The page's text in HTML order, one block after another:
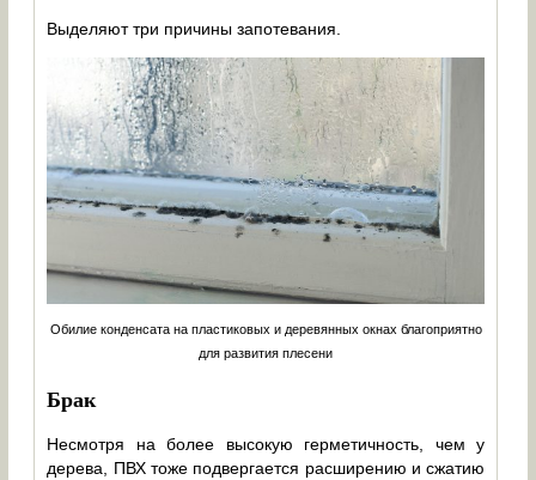
Выделяют три причины запотевания.
Обилие конденсата на пластиковых и деревянных окнах благоприятно
для развития плесени
Брак
Несмотря на более высокую герметичность, чем у
дерева, ПВХ тоже подвергается расширению и сжатию